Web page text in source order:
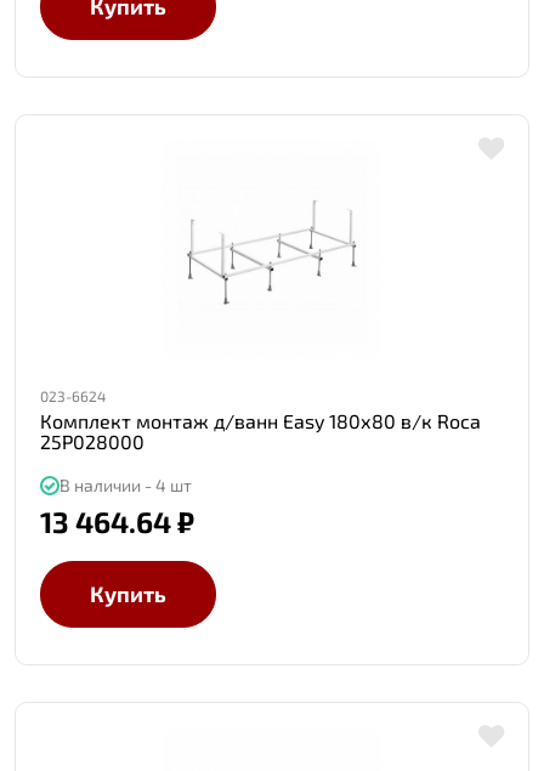
Купить
023-6624
Комплект монтаж д/ванн Easy 180х80 в/к Roca
25P028000
В наличии - 4 шт
13 464.64 ₽
Купить